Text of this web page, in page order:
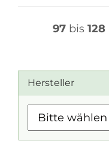
97 bis 128
Hersteller